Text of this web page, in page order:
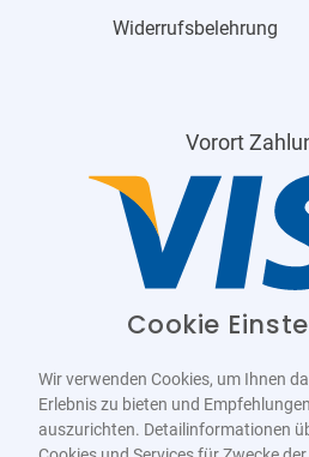
Widerrufsbelehrung
Vorort
Cookie
Wir verwenden Cookies, um Ihnen
Erlebnis zu bieten und
auszurichten. Detailinformationen